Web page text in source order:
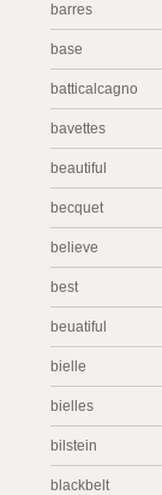
barres
base
batticalcagno
bavettes
beautiful
becquet
believe
best
beuatiful
bielle
bielles
bilstein
blackbelt